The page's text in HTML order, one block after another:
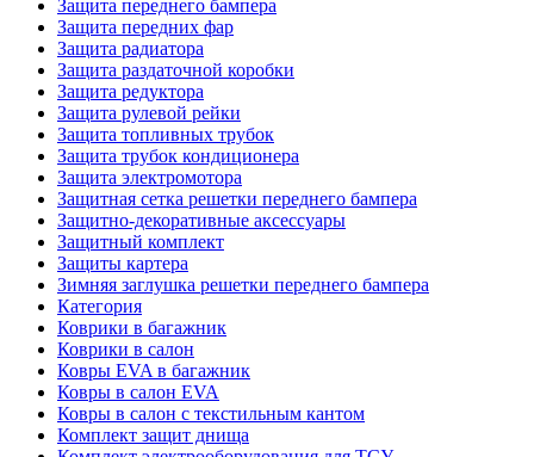
Защита переднего бампера
Защита передних фар
Защита радиатора
Защита раздаточной коробки
Защита редуктора
Защита рулевой рейки
Защита топливных трубок
Защита трубок кондиционера
Защита электромотора
Защитная сетка решетки переднего бампера
Защитно-декоративные аксессуары
Защитный комплект
Защиты картера
Зимняя заглушка решетки переднего бампера
Категория
Коврики в багажник
Коврики в салон
Ковры EVA в багажник
Ковры в салон EVA
Ковры в салон с текстильным кантом
Комплект защит днища